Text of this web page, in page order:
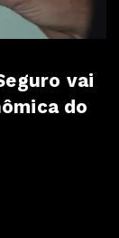
vai
do